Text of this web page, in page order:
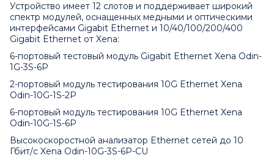
Устройство имеет 12 слотов и поддерживает широкий
спектр модулей, оснащенных медными и оптическими
интерфейсами Gigabit Ethernet и 10/40/100/200/400
Gigabit Ethernet от Xena:
6-портовый тестовый модуль Gigabit Ethernet Xena Odin-
1G-3S-6P
2-портовый модуль тестирования 10G Ethernet Xena
Odin-10G-1S-2P
6-портовый модуль тестирования 10G Ethernet Xena
Odin-10G-1S-6P
Высокоскоростной анализатор Ethernet сетей до 10
Гбит/c Xena Odin-10G-3S-6P-CU